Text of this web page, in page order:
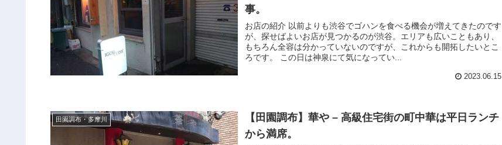
事。
お店の紹介 以前よりも渋谷でゴハンを食べる機会が増えてきたのです
が、探せばよいお店が見つかるのが渋谷。エリアも広いこともあり、
もちろん全容は分かっていないのですが、これからも開拓したいとこ
ろです。 この日は神泉にて気になってい...
2023.06.15
田園調布・多摩川
【田園調布】華や – 高級住宅街の町中華は平日ランチ
から満席。